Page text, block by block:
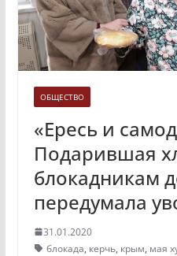
ОБЩЕСТВО
«Ересь и
Подарившая
блокадникам
передумала
31.01.2020
блокада, керчь, крым, мая